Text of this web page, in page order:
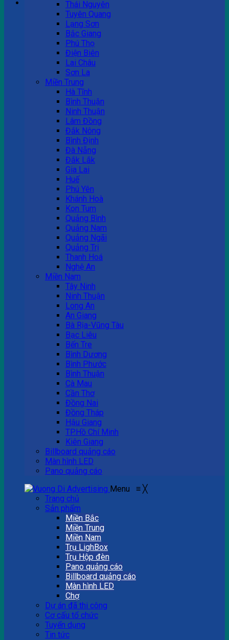
Giỏ hàng
Chưa có sản phẩm trong giỏ hàng.
Thái Nguyên
Tuyên Quang
Lạng Sơn
Bắc Giang
Phú Thọ
Điện Biên
Lai Châu
Sơn La
Miền Trung
Hà Tĩnh
Bình Thuận
Ninh Thuận
Lâm Đồng
Đắk Nông
Bình Định
Đà Nẵng
Đắk Lắk
Gia Lai
Huế
Phú Yên
Khánh Hoà
Kon Tum
Quảng Bình
Quảng Nam
Quảng Ngãi
Quảng Trị
Thanh Hoá
Nghệ An
Miền Nam
Tây Ninh
Ninh Thuận
Long An
An Giang
Bà Rịa-Vũng Tàu
Bạc Liêu
Bến Tre
Bình Dương
Bình Phước
Bình Thuận
Cà Mau
Cần Thơ
Đồng Nai
Đồng Tháp
Hậu Giang
TP.Hồ Chí Minh
Kiên Giang
Billboard quảng cáo
Màn hình LED
Pano quảng cáo
Menu ≡ ╳
Trang chủ
Sản phẩm
Miền Bắc
Miền Trung
Miền Nam
Trụ LighBox
Trụ Hộp đèn
Pano quảng cáo
Billboard quảng cáo
Màn hình LED
Chợ
Dự án đã thi công
Cơ cấu tổ chức
Tuyển dụng
Tin tức